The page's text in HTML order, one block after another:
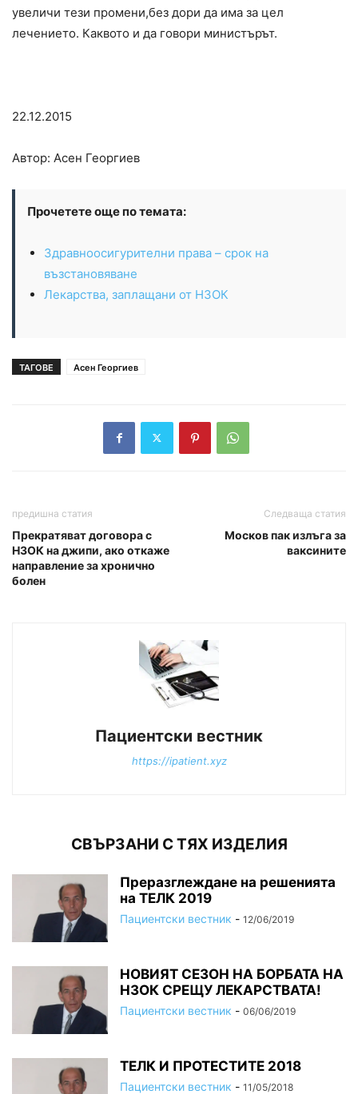
увеличи тези промени,без дори да има за цел
лечението. Каквото и да говори министърът.
22.12.2015
Автор: Асен Георгиев
Прочетете още по темата:
Здравноосигурителни права – срок на
възстановяване
Лекарства, заплащани от НЗОК
ТАГОВЕ Асен Георгиев
предишна статия
Прекратяват договора с
НЗОК на джипи, ако откаже
направление за хронично
болен
Следваща статия
Москов пак излъга за
ваксините
Пациентски вестник
https://ipatient.xyz
СВЪРЗАНИ С ТЯХ ИЗДЕЛИЯ
Преразглеждане на решенията
на ТЕЛК 2019
Пациентски вестник - 12/06/2019
НОВИЯТ СЕЗОН НА БОРБАТА НА
НЗОК СРЕЩУ ЛЕКАРСТВАТА!
Пациентски вестник - 06/06/2019
ТЕЛК И ПРОТЕСТИТЕ 2018
Пациентски вестник - 11/05/2018